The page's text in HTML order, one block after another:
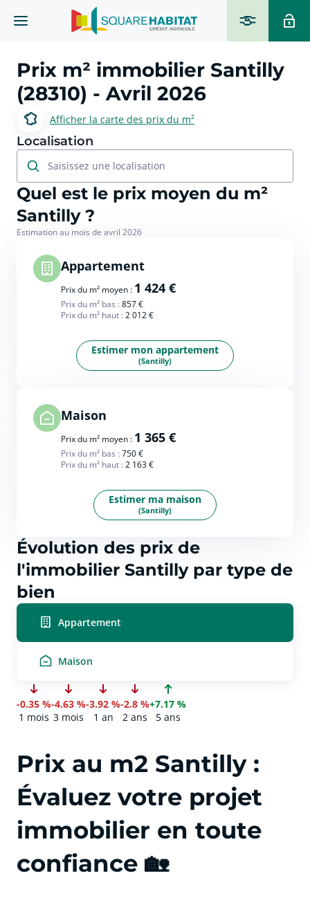
Prix m² immobilier Santilly
(28310) - Avril 2026
Afficher la carte des prix du m²
Localisation
Saisissez une localisation
Quel est le prix moyen du m²
Santilly ?
Estimation au mois de avril 2026
Appartement
Prix du m² moyen : 1 424 €
Prix du m² bas :857 €
Prix du m² haut :2 012 €
Estimer mon appartement
(Santilly)
Maison
Prix du m² moyen : 1 365 €
Prix du m² bas :750 €
Prix du m² haut :2 163 €
Estimer ma maison
(Santilly)
Évolution des prix de
l'immobilier Santilly par type de
bien
Appartement
Maison
-0.35 %
1 mois
-4.63 %
3 mois
-3.92 %
1 an
-2.8 %
2 ans
+7.17 %
5 ans
Prix au m2 Santilly :
Évaluez votre projet
immobilier en toute
confiance 🏡